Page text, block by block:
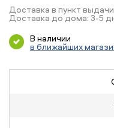
Доставка в пункт
Доставка до дома: 3-5
В наличии
в ближайших